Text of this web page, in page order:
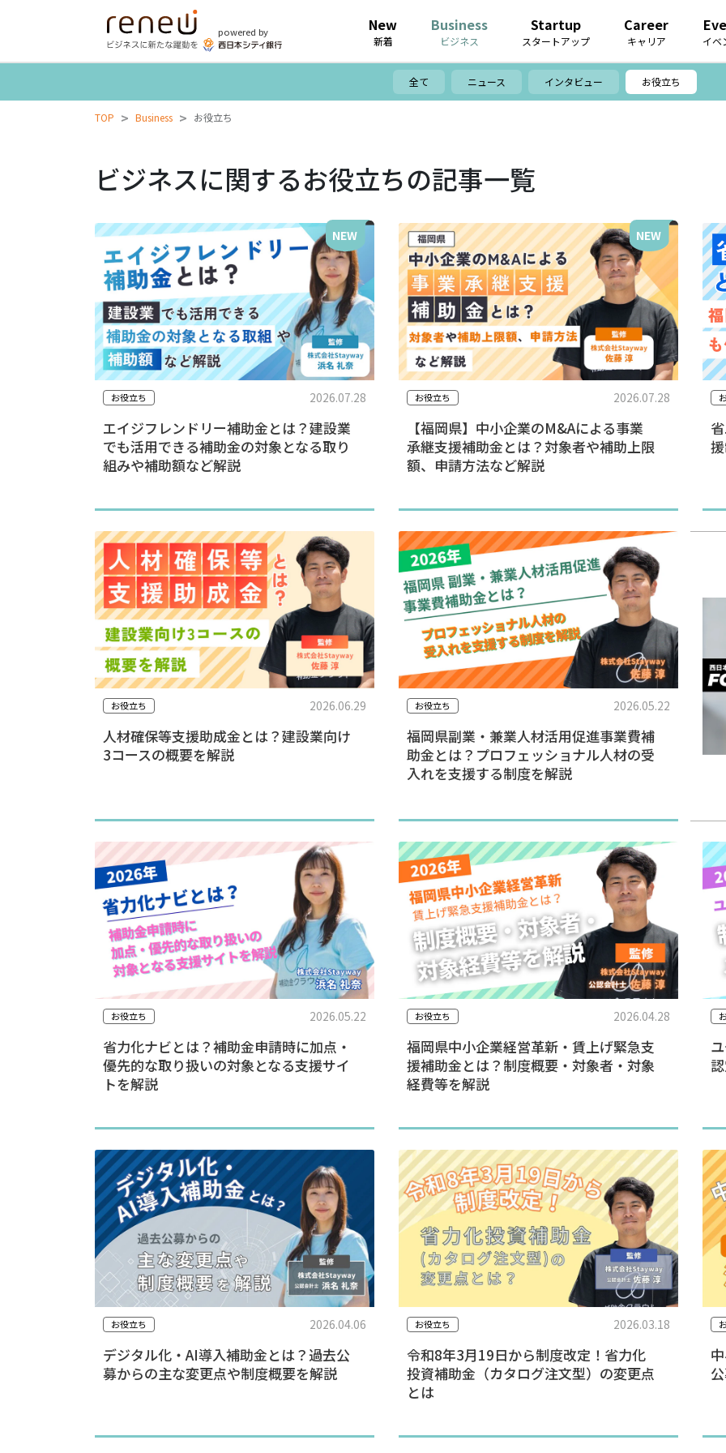
powered by New
新着
Business
ビジネス
Startup
スタートアップ
Career
キャリア イベ
全て ニュース インタビュー お役立ち
TOP > Business > お役立ち
ビジネスに関するお役立ちの記事一覧
NEW
お役立ち 2026.07.28
エイジフレンドリー補助金とは？建設業
でも活用できる補助金の対象となる取り
組みや補助額など解説
NEW
お役立ち 2026.07.28
【福岡県】中小企業のM&Aによる事業
承継支援補助金とは？対象者や補助上限
額、申請方法など解説
お役立ち 2026.06.29
人材確保等支援助成金とは？建設業向け
3コースの概要を解説
お役立ち 2026.05.22
福岡県副業・兼業人材活用促進事業費補
助金とは？プロフェッショナル人材の受
入れを支援する制度を解説
お役立ち 2026.05.22
省力化ナビとは？補助金申請時に加点・
優先的な取り扱いの対象となる支援サイ
トを解説
お役立ち 2026.04.28
福岡県中小企業経営革新・賃上げ緊急支
援補助金とは？制度概要・対象者・対象
経費等を解説
お役立ち 2026.04.06
デジタル化・AI導入補助金とは？過去公
募からの主な変更点や制度概要を解説
お役立ち 2026.03.18
令和8年3月19日から制度改定！省力化
投資補助金（カタログ注文型）の変更点
とは